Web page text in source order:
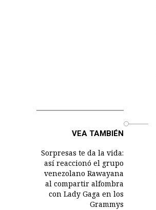
VEA TAMBIÉN
Sorpresas te da la vida:
así reaccionó el grupo
venezolano Rawayana
al compartir alfombra
con Lady Gaga en los
Grammys